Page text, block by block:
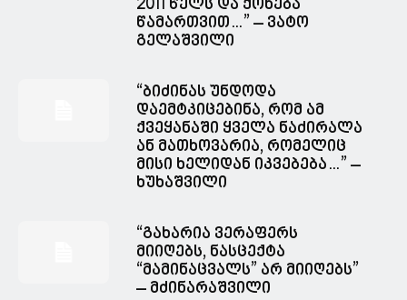
2011 წელს და ქონება
წამართვით…” – ვატო
გელაშვილი
“ბიძინას უნდოდა
დაემტკიცებინა, რომ ამ
ქვეყანაში ყველა ნაძირალა
ან მათხოვარია, რომელიც
მისი ხელიდან იკვებება…” –
ხუხაშვილი
“გახარია ვერაფერს
მიიღებს, ნასცექტა
“მამინაცვალს” არ მიიღებს”
– მძინარაშვილი